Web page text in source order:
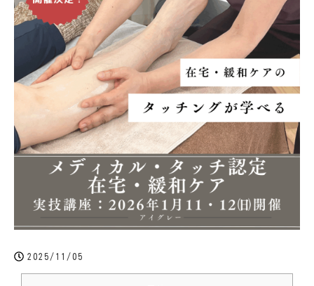
2025/11/05